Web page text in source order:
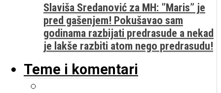
Slaviša Sredanović za MH: ”Maris” je
pred gašenjem! Pokušavao sam
godinama razbijati predrasude a nekad
je lakše razbiti atom nego predrasudu!
Teme i komentari